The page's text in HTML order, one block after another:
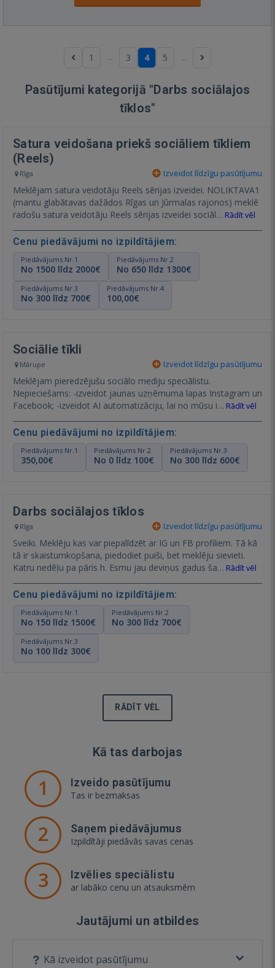
1 ... 3 4 5 ...
Pasūtījumi kategorijā "Darbs sociālajos
tīklos"
Satura veidošana priekš sociāliem tīkliem
(Reels)
Rīga Izveidot līdzīgu pasūtījumu
Meklējam satura veidotāju Reels sērijas izveidei. NOLIKTAVA1
(mantu glabātavas dažādos Rīgas un Jūrmalas rajonos) meklē
radošu satura veidotāju Reels sērijas izveidei sociāl… Rādīt vēl
Cenu piedāvājumi no izpildītājiem:
Piedāvājums Nr.1
No 1500 līdz 2000€
Piedāvājums Nr.2
No 650 līdz 1300€
Piedāvājums Nr.3
No 300 līdz 700€
Piedāvājums Nr.4
100,00€
Sociālie tīkli
Mārupe Izveidot līdzīgu pasūtījumu
Meklējam pieredzējušu sociālo mediju speciālistu.
Nepieciešams: -izveidot jaunas uzņēmuma lapas Instagram un
Facebook; -izveidot AI automatizāciju, lai no mūsu i… Rādīt vēl
Cenu piedāvājumi no izpildītājiem:
Piedāvājums Nr.1
350,00€
Piedāvājums Nr.2
No 0 līdz 100€
Piedāvājums Nr.3
No 300 līdz 600€
Darbs sociālajos tīklos
Rīga Izveidot līdzīgu pasūtījumu
Sveiki. Meklēju kas var piepalīdzēt ar IG un FB profiliem. Tā kā
tā ir skaistumkopšana, piedodiet puiši, bet meklēju sievieti.
Katru nedēļu pa pāris h. Esmu jau deviņus gadus ša… Rādīt vēl
Cenu piedāvājumi no izpildītājiem:
Piedāvājums Nr.1
No 150 līdz 1500€
Piedāvājums Nr.2
No 300 līdz 700€
Piedāvājums Nr.3
No 100 līdz 300€
RĀDĪT VĒL
Kā tas darbojas
1 Izveido pasūtījumu
Tas ir bezmaksas
2 Saņem piedāvājumus
Izpildītāji piedāvās savas cenas
3 Izvēlies speciālistu
ar labāko cenu un atsauksmēm
Jautājumi un atbildes
Kā izveidot pasūtījumu